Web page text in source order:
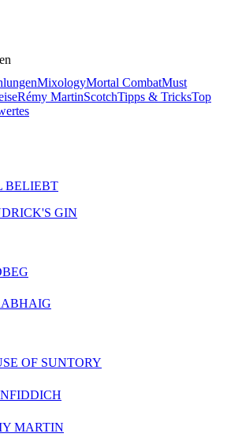
MixologyMortal CombatMust
Rémy MartinScotchTipps & TricksTop
BELIEBT
GIN
OF SUNTORY
MARTIN